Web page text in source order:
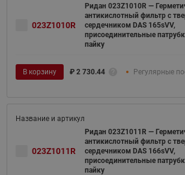
023Z1010R
Ридан 023Z1010R —
антикислотный фильтр с
сердечником DAS 165sVV,
присоединительные
пайку
В корзину ₽ 2 730.44 Регулярные
023Z1011R
Ридан 023Z1011R —
антикислотный фильтр с
сердечником DAS 166sVV,
присоединительные
пайку